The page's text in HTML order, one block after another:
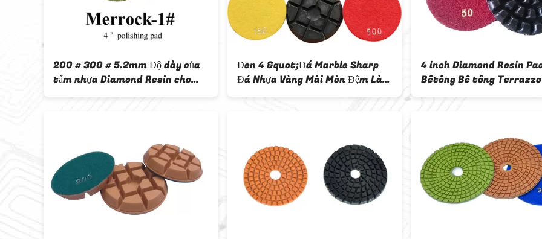
4 inch Diamond Resin Pads
Bêtông Bê tông Terrazzo Hard
Polishing Pad
Diamond Floor Polishing Pads
For Concrete / Stone With High
Quality
Miếng đánh bóng kim cương
/ Dry 5.2mm dành cho
bóng bê tông / Terrazzo